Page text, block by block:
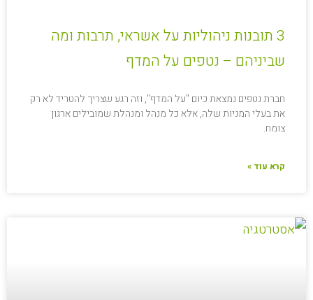
3 תובנות ניהוליות על אשראי, תרבות ומה
שביניהם – נטפים על המדף
חברת נטפים נמצאת כיום "על המדף", וזה רגע שצריך להטריד לא רק
את בעלי המניות שלה, אלא כל מנהל ומנהלת שמובילים ארגון
צומח.
קרא עוד »